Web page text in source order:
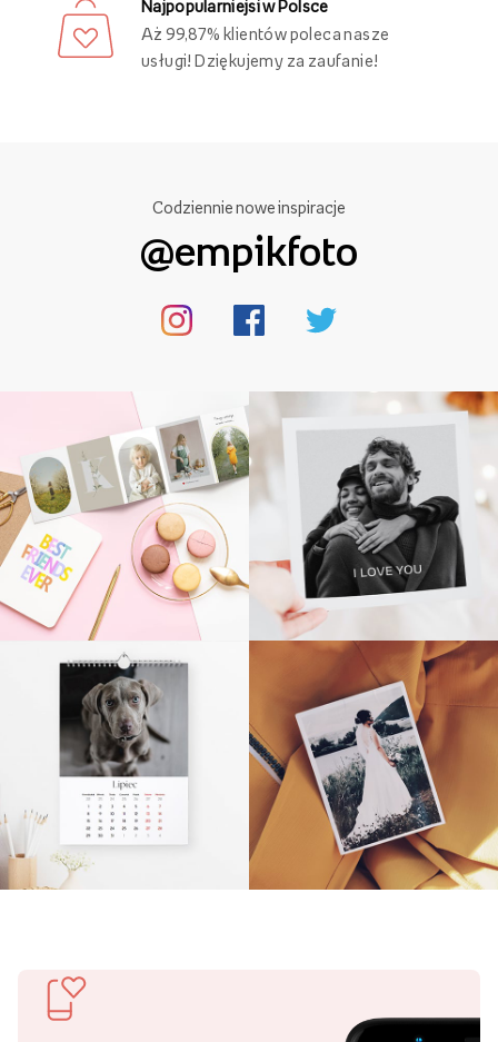
Najpopularniejsi w Polsce
Aż 99,87% klientów poleca nasze
usługi! Dziękujemy za zaufanie!
Codziennie nowe inspiracje
@empikfoto